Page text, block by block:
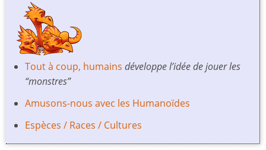
Tout à coup, humains développe l’idée de jouer les
“monstres”
Amusons-nous avec les Humanoïdes
Espèces / Races / Cultures